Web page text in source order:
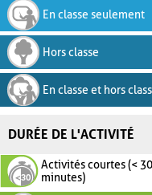
En classe seulement
Hors classe
En classe et hors
DURÉE DE L'ACTIVITÉ
Activités courtes (< 30
minutes)